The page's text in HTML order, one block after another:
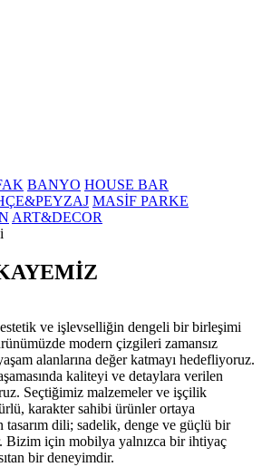
BANYO HOUSE BAR
MASİF PARKE
ART&DECOR
estetik ve işlevselliğin dengeli bir birleşimi
modern çizgileri zamansız
alanlarına değer katmayı hedefliyoruz.
kaliteyi ve detaylara verilen
Seçtiğimiz malzemeler ve işçilik
karakter sahibi ürünler ortaya
tasarım dili; sadelik, denge ve güçlü bir
Bizim için mobilya yalnızca bir ihtiyaç
bir deneyimdir.